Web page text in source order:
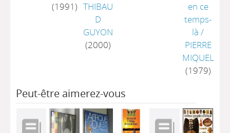
(1991) THIBAU
D
GUYON
(2000)
en ce
temps-
là /
PIERRE
MIQUEL
(1979)
Peut-être aimerez-vous